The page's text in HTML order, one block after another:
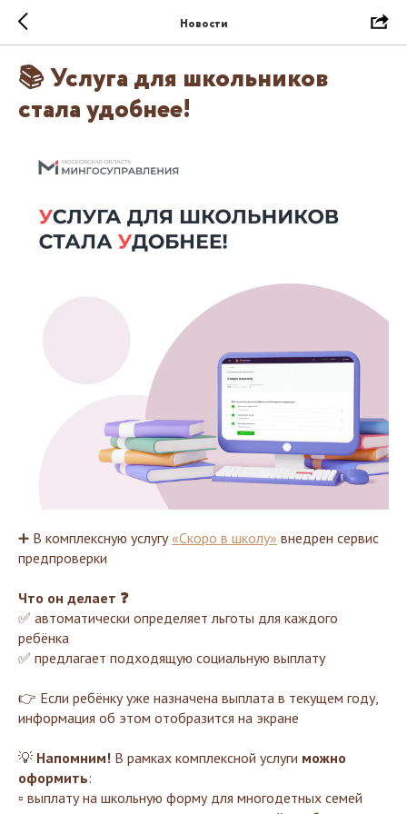
Новости
📚 Услуга для школьников
стала удобнее!
➕ В комплексную услугу «Скоро в школу» внедрен сервис
предпроверки
Что он делает ❓
✅ автоматически определяет льготы для каждого
ребёнка
✅ предлагает подходящую социальную выплату
👉 Если ребёнку уже назначена выплата в текущем году,
информация об этом отобразится на экране
💡 Напомним! В рамках комплексной услуги можно
оформить:
▫️ выплату на школьную форму для многодетных семей